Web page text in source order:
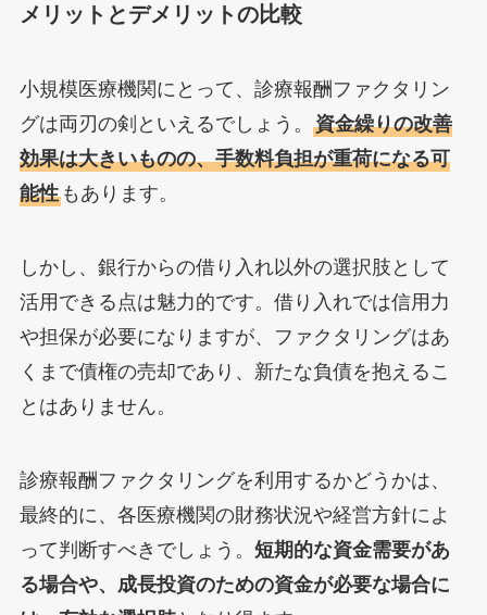
メリットとデメリットの比較
小規模医療機関にとって、診療報酬ファクタリン
グは両刃の剣といえるでしょう。 資金繰りの改善
効果は大きいものの、手数料負担が重荷になる可
能性もあります。
しかし、銀行からの借り入れ以外の選択肢として
活用できる点は魅力的です。借り入れでは信用力
や担保が必要になりますが、ファクタリングはあ
くまで債権の売却であり、新たな負債を抱えるこ
とはありません。
診療報酬ファクタリングを利用するかどうかは、
最終的に、各医療機関の財務状況や経営方針によ
って判断すべきでしょう。 短期的な資金需要があ
る場合や、成長投資のための資金が必要な場合に